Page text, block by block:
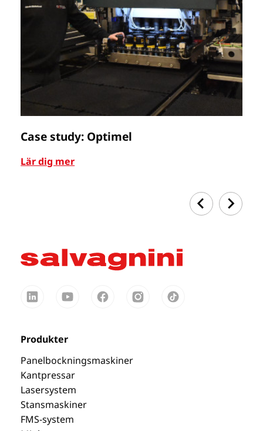
Case study: Optimel
Lär dig mer
Produkter
Panelbockningsmaskiner
Kantpressar
Lasersystem
Stansmaskiner
FMS-system